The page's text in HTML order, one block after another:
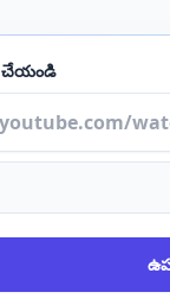
చేయండి